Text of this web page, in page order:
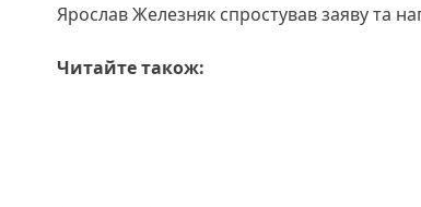
Ярослав Железняк спростував заяву та
Читайте також: